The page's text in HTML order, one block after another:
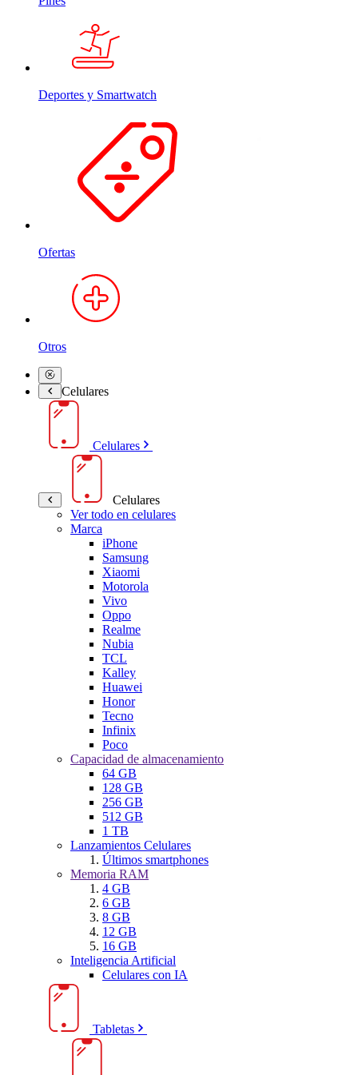
Deportes y Smartwatch
Ofertas
Otros
Celulares
Celulares
Celulares
Ver todo en celulares
Marca
iPhone
Samsung
Xiaomi
Motorola
Vivo
Oppo
Realme
Nubia
TCL
Kalley
Huawei
Honor
Tecno
Infinix
Poco
Capacidad de almacenamiento
64 GB
128 GB
256 GB
512 GB
1 TB
Lanzamientos Celulares
Últimos smartphones
Memoria RAM
4 GB
6 GB
8 GB
12 GB
16 GB
Inteligencia Artificial
Celulares con IA
Tabletas